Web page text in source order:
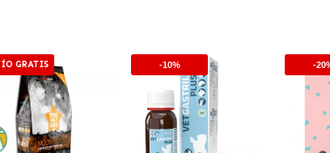
GRATIS -10% -